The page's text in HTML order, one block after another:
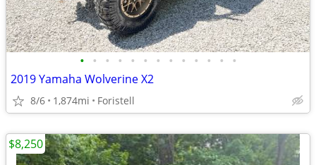
• • • • • • • • • • • • •
2019 Yamaha Wolverine X2
8/6 1,874mi Foristell
$8,250